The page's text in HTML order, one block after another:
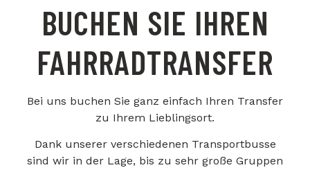
BUCHEN SIE IHREN
FAHRRADTRANSFER
Bei uns buchen Sie ganz einfach Ihren Transfer
zu Ihrem Lieblingsort.
Dank unserer verschiedenen Transportbusse
sind wir in der Lage, bis zu sehr große Gruppen